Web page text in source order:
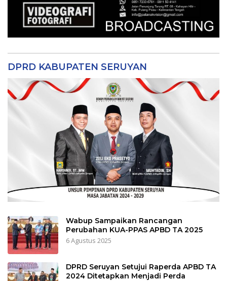
DPRD KABUPATEN SERUYAN
Wabup Sampaikan Rancangan
Perubahan KUA-PPAS APBD TA 2025
6 Agustus 2025
DPRD Seruyan Setujui Raperda APBD TA
2024 Ditetapkan Menjadi Perda